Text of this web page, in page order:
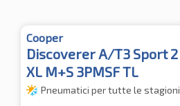
Cooper
Discoverer A/T3 Sport 2
XL M+S 3PMSF TL
Pneumatici per tutte le stagioni